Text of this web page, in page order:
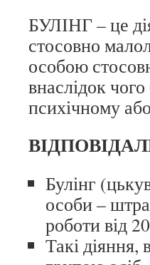
БУЛІНГ – це
стосовно
особою
внаслідок
психічному
Булінг
особи –
роботи від
Такі діяння,